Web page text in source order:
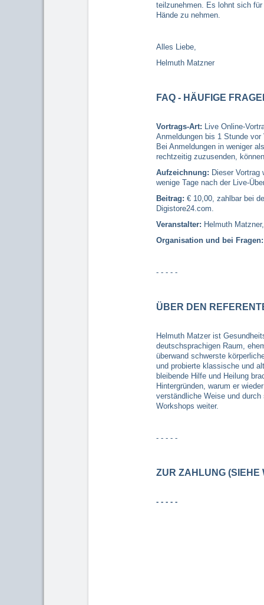
teilzunehmen. Es lohnt sich
Hände zu nehmen.
Alles Liebe,
Helmuth Matzner
FAQ - HÄUFIGE
Vortrags-Art: Live Online-
Anmeldungen bis 1 Stunde
Bei Anmeldungen in weniger
rechtzeitig zuzusenden,
Aufzeichnung: Dieser
wenige Tage nach der Live-
Beitrag: € 10,00, zahlbar bei
Digistore24.com.
Veranstalter: Helmuth
Organisation und bei Fragen:
- - - - -
ÜBER DEN
Helmuth Matzer ist
deutschsprachigen Raum,
überwand schwerste
und probierte klassische und
bleibende Hilfe und Heilung
Hintergründen, warum er
verständliche Weise und durch
Workshops weiter.
- - - - -
ZUR ZAHLUNG (SIEHE
- - - - -